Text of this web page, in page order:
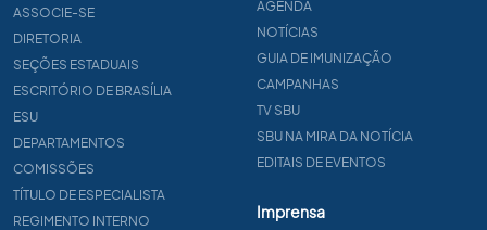
ASSOCIE-SE
DIRETORIA
SEÇÕES ESTADUAIS
ESCRITÓRIO DE BRASÍLIA
ESU
DEPARTAMENTOS
COMISSÕES
TÍTULO DE ESPECIALISTA
REGIMENTO INTERNO
AGENDA
NOTÍCIAS
GUIA DE IMUNIZAÇÃO
CAMPANHAS
TV SBU
SBU NA MIRA DA NOTÍCIA
EDITAIS DE EVENTOS
Imprensa